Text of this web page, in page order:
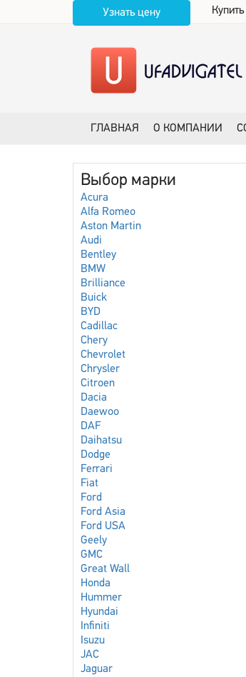
Узнать цену
ГЛАВНАЯ О КОМПАНИИ
Выбор марки
Acura
Alfa Romeo
Aston Martin
Audi
Bentley
BMW
Brilliance
Buick
BYD
Cadillac
Chery
Chevrolet
Chrysler
Citroen
Dacia
Daewoo
DAF
Daihatsu
Dodge
Ferrari
Fiat
Ford
Ford Asia
Ford USA
Geely
GMC
Great Wall
Honda
Hummer
Hyundai
Infiniti
Isuzu
JAC
Jaguar